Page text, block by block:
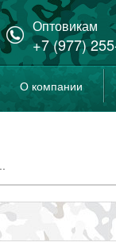
Оптовикам
+7 (977)
О компании